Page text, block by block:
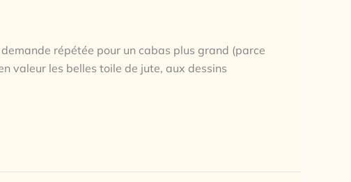
répétée pour un cabas plus grand (parce
valeur les belles toile de jute, aux dessins